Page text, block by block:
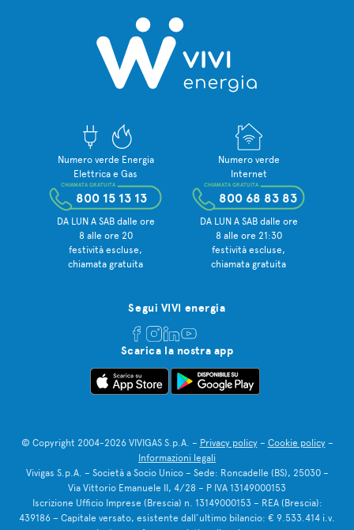
Numero verde Energia
Elettrica e Gas
800 15 13 13
CHIAMATA GRATUITA
DA LUN A SAB dalle ore
8 alle ore 20
festività escluse,
chiamata gratuita
Numero verde
Internet
800 68 83 83
CHIAMATA GRATUITA
DA LUN A SAB dalle ore
8 alle ore 21:30
festività escluse,
chiamata gratuita
Segui VIVI energia
Scarica la nostra app
© Copyright 2004-2026 VIVIGAS S.p.A. – Privacy policy– Cookie policy–
Informazioni legali
Vivigas S.p.A. – Società a Socio Unico – Sede: Roncadelle (BS), 25030 –
Via Vittorio Emanuele II, 4/28 – P IVA 13149000153
Iscrizione Ufficio Imprese (Brescia) n. 13149000153 – REA (Brescia):
439186 – Capitale versato, esistente dall’ultimo bilancio: € 9.533.414 i.v.